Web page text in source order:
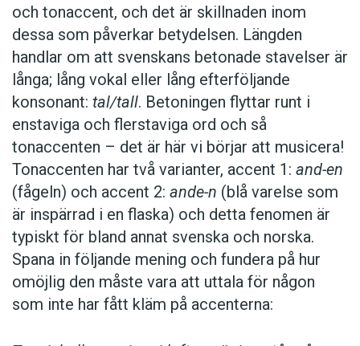
och tonaccent, och det är skillnaden inom
dessa som påverkar betydelsen. Längden
handlar om att svenskans betonade stavelser är
långa; lång vokal eller lång efterföljande
konsonant: tal/tall. Betoningen flyttar runt i
enstaviga och flerstaviga ord och så
tonaccenten – det är här vi börjar att musicera!
Tonaccenten har två varianter, accent 1: and-en
(fågeln) och accent 2: ande-n (blå varelse som
är inspärrad i en flaska) och detta fenomen är
typiskt för bland annat svenska och norska.
Spana in följande mening och fundera på hur
omöjlig den måste vara att uttala för någon
som inte har fått kläm på accenterna: